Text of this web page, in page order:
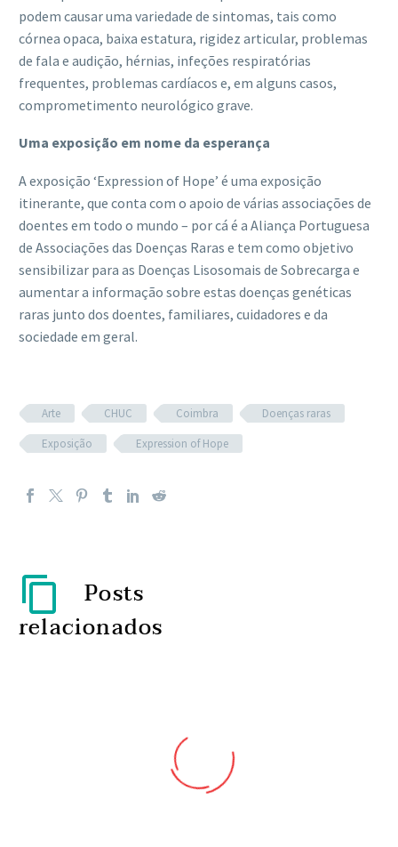
podem causar uma variedade de sintomas, tais como
córnea opaca, baixa estatura, rigidez articular, problemas
de fala e audição, hérnias, infeções respiratórias
frequentes, problemas cardíacos e, em alguns casos,
comprometimento neurológico grave.
Uma exposição em nome da esperança
A exposição ‘Expression of Hope’ é uma exposição
itinerante, que conta com o apoio de várias associações de
doentes em todo o mundo – por cá é a Aliança Portuguesa
de Associações das Doenças Raras e tem como objetivo
sensibilizar para as Doenças Lisosomais de Sobrecarga e
aumentar a informação sobre estas doenças genéticas
raras junto dos doentes, familiares, cuidadores e da
sociedade em geral.
Arte CHUC Coimbra
Doenças raras
Exposição
Expression of Hope
Posts
relacionados